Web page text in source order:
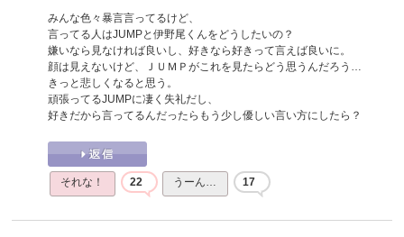
みんな色々暴言言ってるけど、
言ってる人はJUMPと伊野尾くんをどうしたいの？
嫌いなら見なければ良いし、好きなら好きって言えば良いに。
顔は見えないけど、ＪＵＭＰがこれを見たらどう思うんだろう…
きっと悲しくなると思う。
頑張ってるJUMPに凄く失礼だし、
好きだから言ってるんだったらもう少し優しい言い方にしたら？
それな！ 22 うーん… 17